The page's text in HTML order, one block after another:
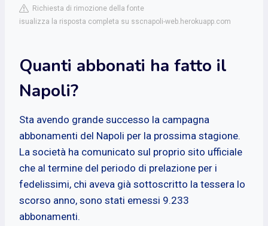
Richiesta di rimozione della fonte
isualizza la risposta completa su sscnapoli-web.herokuapp.com
Quanti abbonati ha fatto il
Napoli?
Sta avendo grande successo la campagna
abbonamenti del Napoli per la prossima stagione.
La società ha comunicato sul proprio sito ufficiale
che al termine del periodo di prelazione per i
fedelissimi, chi aveva già sottoscritto la tessera lo
scorso anno, sono stati emessi 9.233
abbonamenti.